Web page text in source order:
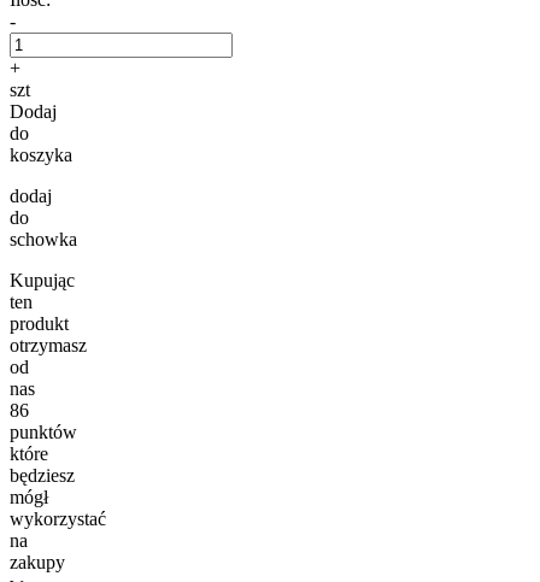
-
+
szt
Dodaj
do
koszyka
dodaj
do
schowka
Kupując
ten
produkt
otrzymasz
od
nas
86
punktów
które
będziesz
mógł
wykorzystać
na
zakupy